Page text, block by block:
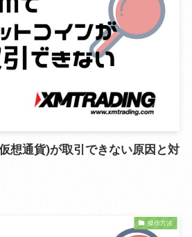
想通貨)が取引できない原因と対
操作方法